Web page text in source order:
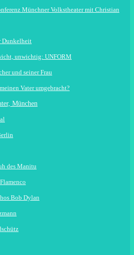
Münchner Volkstheater mit Christian
Dunkelheit
unwichtig: UNFORM
und seiner Frau
Vater umgebracht?
München
des Manitu
Bob Dylan